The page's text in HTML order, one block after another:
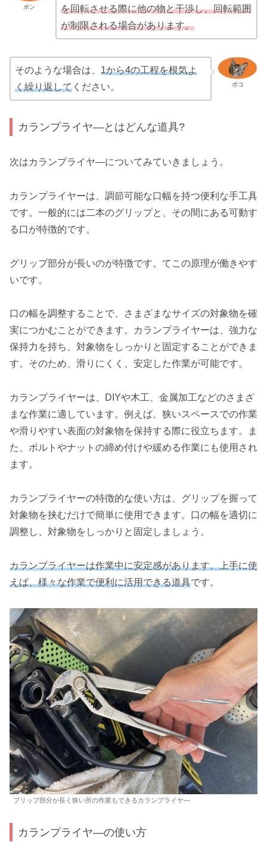
ポン
を回転させる際に他の物と干渉し、回転範囲
が制限される場合があります。
ポコ
そのような場合は、 1から4の工程を根気よ
く繰り返して ください。
カランプライヤ―とはどんな道具?
次はカランプライヤ―についてみていきましょう。
カランプライヤーは、調節可能な口幅を持つ便利な手工具
です。一般的には二本のグリップと、その間にある可動す
る口が特徴的です。
グリップ部分が長いのが特徴です。てこの原理が働きやす
いです。
口の幅を調整することで、さまざまなサイズの対象物を確
実につかむことができます。カランプライヤーは、強力な
保持力を持ち、対象物をしっかりと固定することができま
す。そのため、滑りにくく、安定した作業が可能です。
カランプライヤーは、DIYや木工、金属加工などのさまざ
まな作業に適しています。例えば、狭いスペースでの作業
や滑りやすい表面の対象物を保持する際に役立ちます。ま
た、ボルトやナットの締め付けや緩める作業にも使用され
ます。
カランプライヤーの特徴的な使い方は、グリップを握って
対象物を挟むだけで簡単に使用できます。口の幅を適切に
調整し、対象物をしっかりと固定しましょう。
カランプライヤーは作業中に安定感があります。上手に使
えば、様々な作業で便利に活用できる道具です。
ブリップ部分が長く狭い所の作業もできるカランプライヤ―
カランプライヤ―の使い方